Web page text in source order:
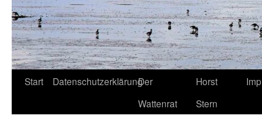
Start DatenschutzerklärungDer
Wattenrat
Horst
Stern